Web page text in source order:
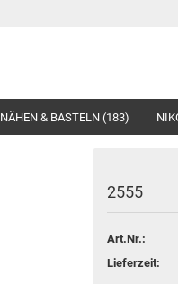
Konto erstellen
NÄHEN & BASTELN (183)
2555
Art.Nr.:
Lieferzeit: